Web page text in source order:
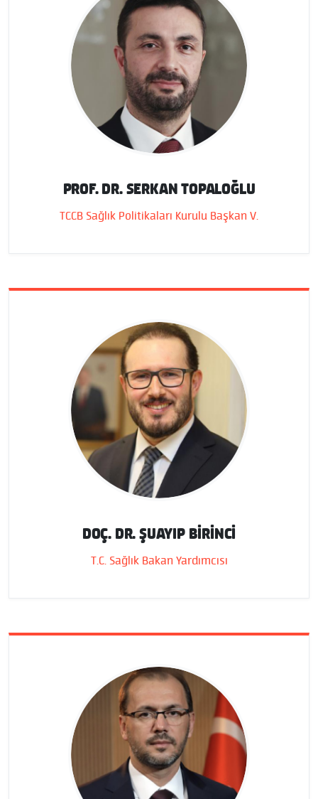
PROF. DR. SERKAN TOPALOĞLU
TCCB Sağlık Politikaları Kurulu Başkan V.
DOÇ. DR. ŞUAYIP BİRİNCİ
T.C. Sağlık Bakan Yardımcısı